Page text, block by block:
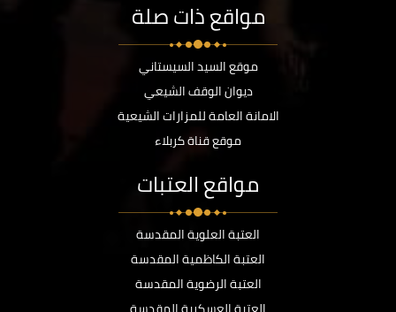
مواقع ذات صلة
موقع السيد السيستاني
ديوان الوقف الشيعي
الامانة العامة للمزارات الشيعية
موقع قناة كربلاء
مواقع العتبات
العتبة العلوية المقدسة
العتبة الكاظمية المقدسة
العتبة الرضوية المقدسة